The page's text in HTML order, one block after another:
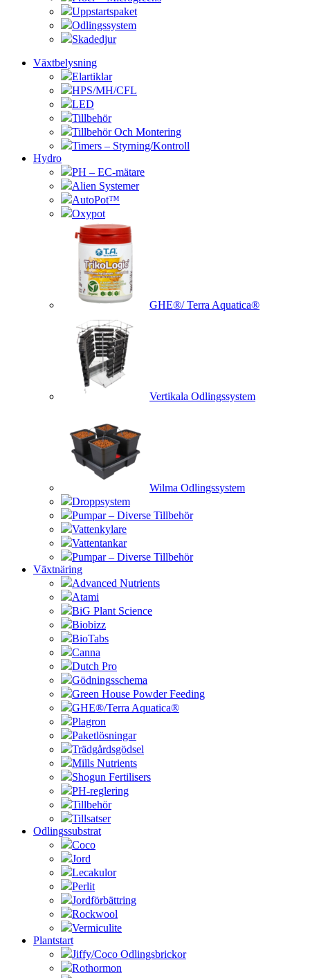
Uppstartspaket
Odlingssystem
Skadedjur
Växtbelysning
Elartiklar
HPS/MH/CFL
LED
Tillbehör
Tillbehör Och Montering
Timers – Styrning/Kontroll
Hydro
PH – EC-mätare
Alien Systemer
AutoPot™
Oxypot
GHE®/ Terra Aquatica®
Vertikala Odlingssystem
Wilma Odlingssystem
Droppsystem
Pumpar – Diverse Tillbehör
Vattenkylare
Vattentankar
Pumpar – Diverse Tillbehör
Växtnäring
Advanced Nutrients
Atami
BiG Plant Science
Biobizz
BioTabs
Canna
Dutch Pro
Gödningsschema
Green House Powder Feeding
GHE®/Terra Aquatica®
Plagron
Paketlösningar
Trädgårdsgödsel
Mills Nutrients
Shogun Fertilisers
PH-reglering
Tillbehör
Tillsatser
Odlingssubstrat
Coco
Jord
Lecakulor
Perlit
Jordförbättring
Rockwool
Vermiculite
Plantstart
Jiffy/Coco Odlingsbrickor
Rothormon